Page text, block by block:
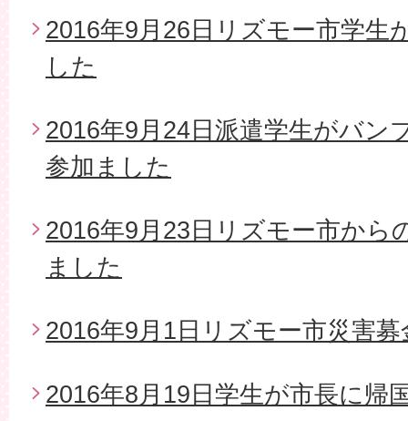
2016年9月26日リズモー市学生
した
2016年9月24日派遣学生がバン
参加ました
2016年9月23日リズモー市から
ました
2016年9月1日リズモー市災害
2016年8月19日学生が市長に帰